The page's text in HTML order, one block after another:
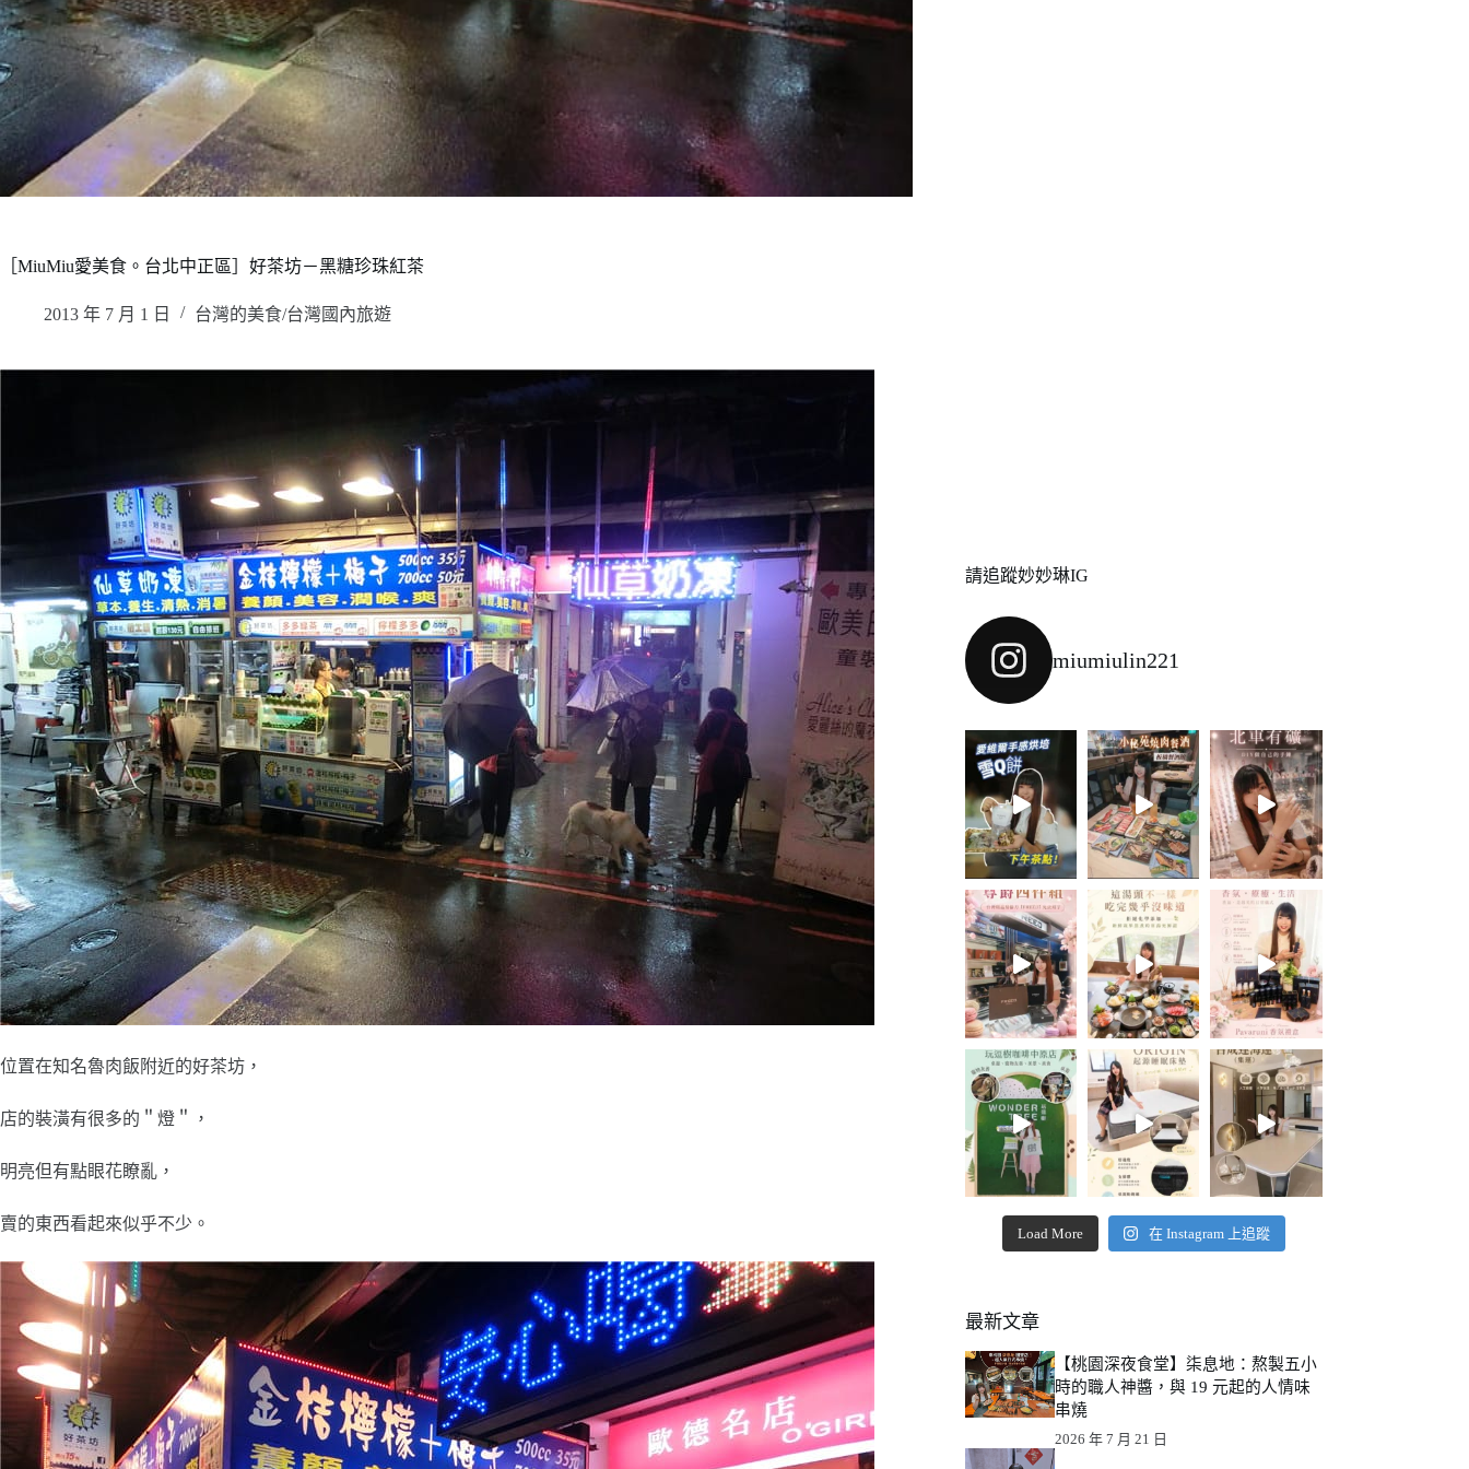
［MiuMiu愛美食。台北中正區］好茶坊－黑糖珍珠紅茶
2013 年 7 月 1 日 台灣的美食/台灣國內旅遊
位置在知名魯肉飯附近的好茶坊，
店的裝潢有很多的＂燈＂，
明亮但有點眼花瞭亂，
賣的東西看起來似乎不少。
請追蹤妙妙琳IG
miumiulin221
Load More 在 Instagram 上追蹤
最新文章
【桃園深夜食堂】柒息地：熬製五小
時的職人神醬，與 19 元起的人情味
串燒
2026 年 7 月 21 日